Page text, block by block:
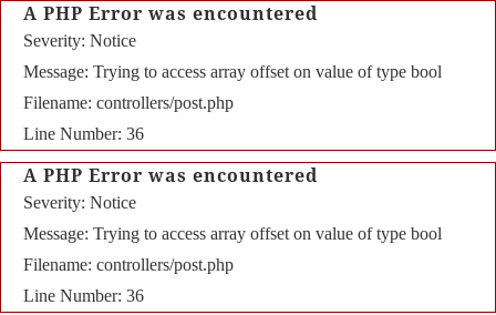
A PHP Error was encountered
Severity: Notice
Message: Trying to access array offset on value of type bool
Filename: controllers/post.php
Line Number: 36
A PHP Error was encountered
Severity: Notice
Message: Trying to access array offset on value of type bool
Filename: controllers/post.php
Line Number: 36